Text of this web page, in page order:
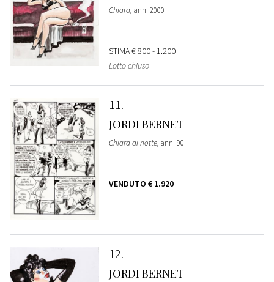
Chiara, anni 2000
STIMA€ 800 - 1.200
Lotto chiuso
11
JORDI BERNET
Chiara di notte, anni 90
VENDUTO € 1.920
12
JORDI BERNET